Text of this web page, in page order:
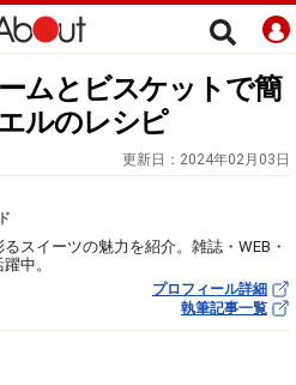
ムとビスケットで簡
ルのレシピ
更新日： 2024年02月03日
スイーツの魅力を紹介。雑誌・WEB・
中。
プロフィール詳細
執筆記事一覧